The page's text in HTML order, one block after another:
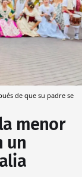
de que su padre se
menor
un